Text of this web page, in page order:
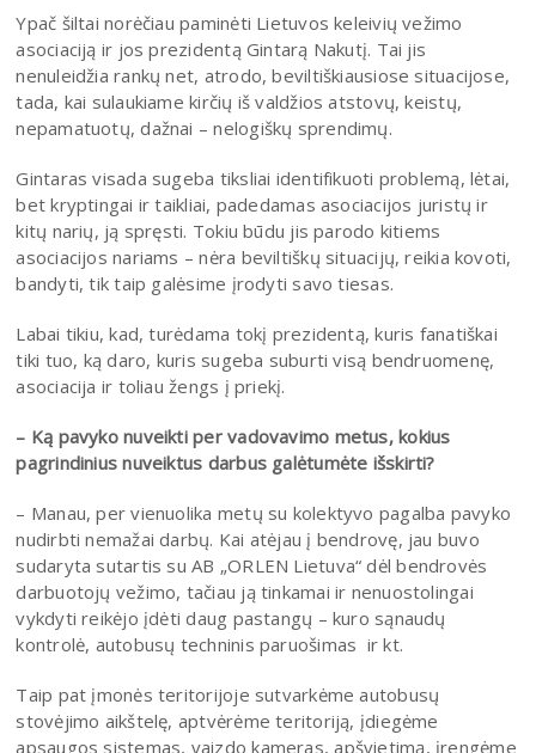
Ypač šiltai norėčiau paminėti Lietuvos keleivių vežimo
asociaciją ir jos prezidentą Gintarą Nakutį. Tai jis
nenuleidžia rankų net, atrodo, beviltiškiausiose situacijose,
tada, kai sulaukiame kirčių iš valdžios atstovų, keistų,
nepamatuotų, dažnai – nelogiškų sprendimų.
Gintaras visada sugeba tiksliai identifikuoti problemą, lėtai,
bet kryptingai ir taikliai, padedamas asociacijos juristų ir
kitų narių, ją spręsti. Tokiu būdu jis parodo kitiems
asociacijos nariams – nėra beviltiškų situacijų, reikia kovoti,
bandyti, tik taip galėsime įrodyti savo tiesas.
Labai tikiu, kad, turėdama tokį prezidentą, kuris fanatiškai
tiki tuo, ką daro, kuris sugeba suburti visą bendruomenę,
asociacija ir toliau žengs į priekį.
– Ką pavyko nuveikti per vadovavimo metus, kokius
pagrindinius nuveiktus darbus galėtumėte išskirti?
– Manau, per vienuolika metų su kolektyvo pagalba pavyko
nudirbti nemažai darbų. Kai atėjau į bendrovę, jau buvo
sudaryta sutartis su AB „ORLEN Lietuva“ dėl bendrovės
darbuotojų vežimo, tačiau ją tinkamai ir nenuostolingai
vykdyti reikėjo įdėti daug pastangų – kuro sąnaudų
kontrolė, autobusų techninis paruošimas ir kt.
Taip pat įmonės teritorijoje sutvarkėme autobusų
stovėjimo aikštelę, aptvėrėme teritoriją, įdiegėme
apsaugos sistemas, vaizdo kameras, apšvietimą, įrengėme